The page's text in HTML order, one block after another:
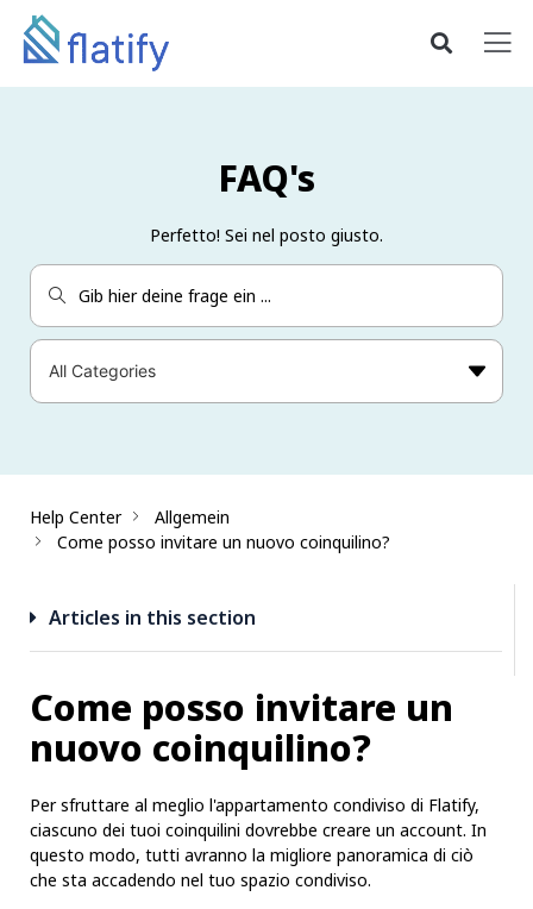
FAQ's
Perfetto! Sei nel posto giusto.
Help Center
Allgemein
Come posso invitare un nuovo coinquilino?
Articles in this section
Come posso invitare un
nuovo coinquilino?
Per sfruttare al meglio l'appartamento condiviso di Flatify,
ciascuno dei tuoi coinquilini dovrebbe creare un account. In
questo modo, tutti avranno la migliore panoramica di ciò
che sta accadendo nel tuo spazio condiviso.